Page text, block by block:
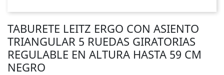
TABURETE LEITZ ERGO CON ASIENTO
TRIANGULAR 5 RUEDAS GIRATORIAS
REGULABLE EN ALTURA HASTA 59 CM
NEGRO